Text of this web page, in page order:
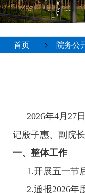
首页 院务公
2026年4月 27
记殷子惠、副院
一、 整体工作
1.开展五一节
2.通报2026年